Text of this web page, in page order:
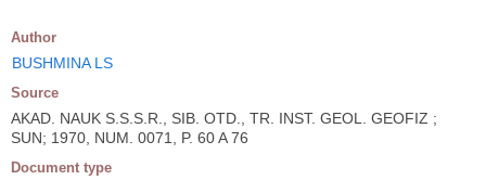
Author
BUSHMINA LS
Source
AKAD. NAUK S.S.S.R., SIB. OTD., TR. INST. GEOL. GEOFIZ ;
SUN; 1970, NUM. 0071, P. 60 A 76
Document type